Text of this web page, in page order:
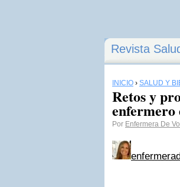
Revista
INICIO › SALUD Y
Retos y
enfermero
Por Enfermera De